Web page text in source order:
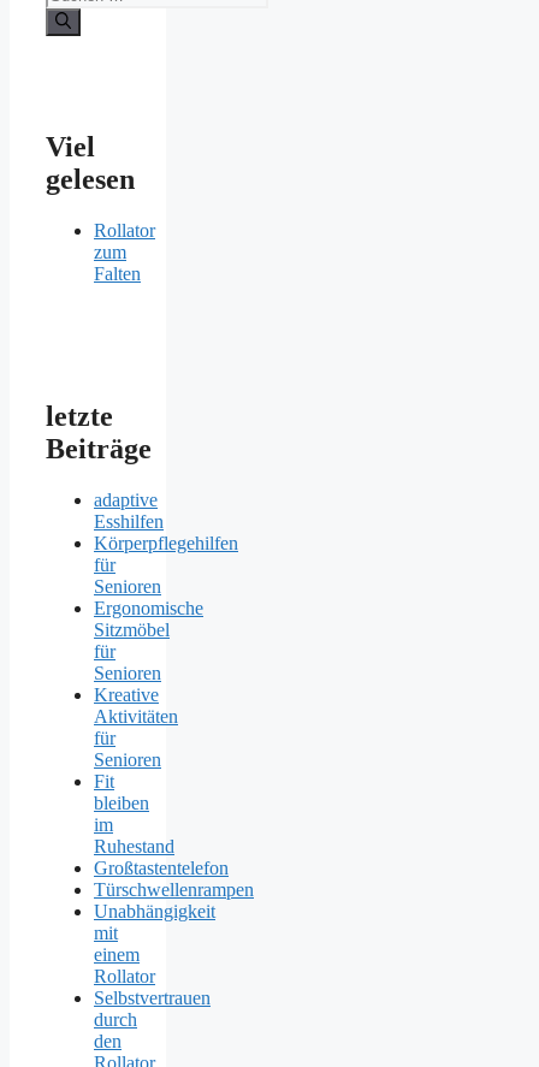
nach:
Viel
gelesen
Rollator
zum
Falten
letzte
Beiträge
adaptive
Esshilfen
Körperpflegehilfen
für
Senioren
Ergonomische
Sitzmöbel
für
Senioren
Kreative
Aktivitäten
für
Senioren
Fit
bleiben
im
Ruhestand
Großtastentelefon
Türschwellenrampen
Unabhängigkeit
mit
einem
Rollator
Selbstvertrauen
durch
den